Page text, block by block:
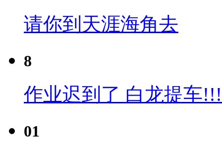
请你到天涯海角去
8
作业迟到了 白龙提车
01